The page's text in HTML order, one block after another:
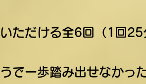
ただける全6回（1回25
で一歩踏み出せなかっ